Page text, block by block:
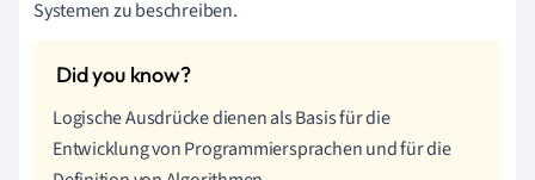
Systemen zu beschreiben.
Logische Ausdrücke dienen als Basis für die
Entwicklung von Programmiersprachen und für die